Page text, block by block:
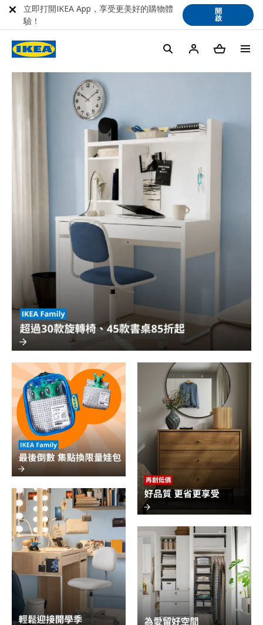
立即打開IKEA App，享受更美好的購物體
驗！
開
啟